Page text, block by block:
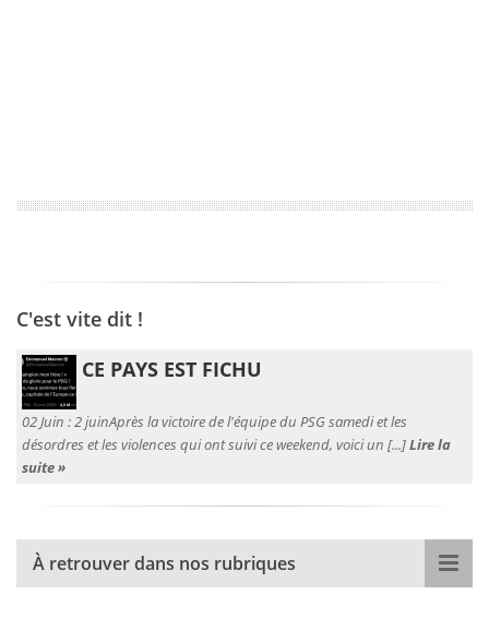
C'est vite dit !
CE PAYS EST FICHU
02 Juin :2 juinAprès la victoire de l'équipe du PSG samedi et les
désordres et les violences qui ont suivi ce weekend, voici un [...]Lire la
suite »
À retrouver dans nos rubriques